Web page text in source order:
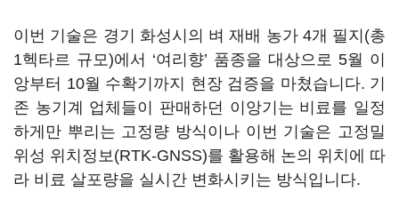
이번 기술은 경기 화성시의 벼 재배 농가 4개 필지(총
1헥타르 규모)에서 ‘여리향’ 품종을 대상으로 5월 이
앙부터 10월 수확기까지 현장 검증을 마쳤습니다. 기
존 농기계 업체들이 판매하던 이앙기는 비료를 일정
하게만 뿌리는 고정량 방식이나 이번 기술은 고정밀
위성 위치정보(RTK-GNSS)를 활용해 논의 위치에 따
라 비료 살포량을 실시간 변화시키는 방식입니다.